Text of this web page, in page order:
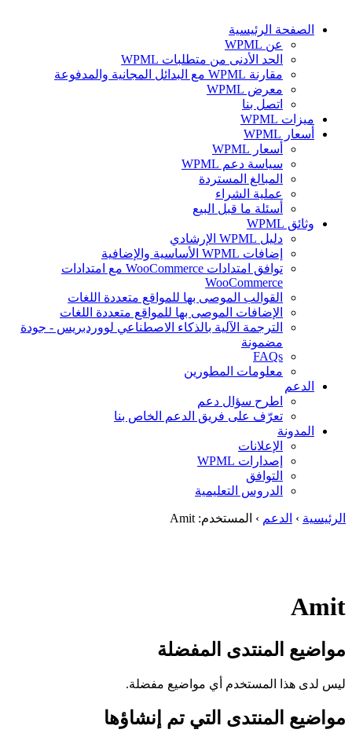
الصفحة الرئيسية
عن WPML
الحد الأدنى من متطلبات WPML
مقارنة WPML مع البدائل المجانية والمدفوعة
معرض WPML
اتصل بنا
ميزات WPML
أسعار WPML
أسعار WPML
سياسة دعم WPML
المبالغ المستردة
عملية الشراء
أسئلة ما قبل البيع
وثائق WPML
دليل WPML الإرشادي
إضافات WPML الأساسية والإضافية
توافق امتدادات WooCommerce مع امتدادات
WooCommerce
القوالب الموصى بها للمواقع متعددة اللغات
الإضافات الموصى بها للمواقع متعددة اللغات
الترجمة الآلية بالذكاء الاصطناعي لووردبريس - جودة
مضمونة
FAQs
معلومات المطورين
الدعم
اطرح سؤال دعم
تعرّف على فريق الدعم الخاص بنا
المدونة
الإعلانات
إصدارات WPML
التوافق
الدروس التعليمية
الرئيسية › الدعم › المستخدم: Amit
Amit
مواضيع المنتدى المفضلة
ليس لدى هذا المستخدم أي مواضيع مفضلة.
مواضيع المنتدى التي تم إنشاؤها